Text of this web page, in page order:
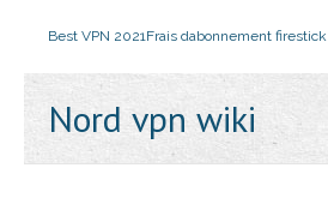
Best VPN 2021Frais dabonnement firestick
Nord vpn wiki